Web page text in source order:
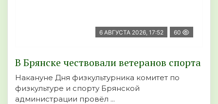
6 АВГУСТА 2026, 17:52 60
В Брянске чествовали ветеранов спорта
Накануне Дня физкультурника комитет по
физкультуре и спорту Брянской
администрации провёл ...